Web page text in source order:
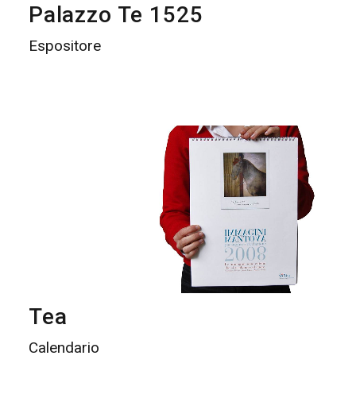
Palazzo Te 1525
Espositore
Tea
Calendario